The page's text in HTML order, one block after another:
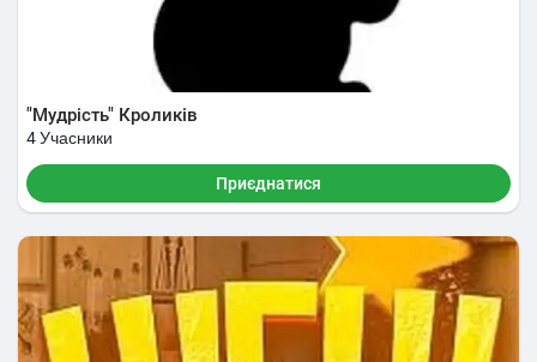
"Мудрість" Кроликів
4 Учасники
Приєднатися